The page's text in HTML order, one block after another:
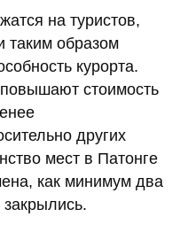
на туристов,
таким образом
курорта.
стоимость
других
мест в Патонге
как минимум два